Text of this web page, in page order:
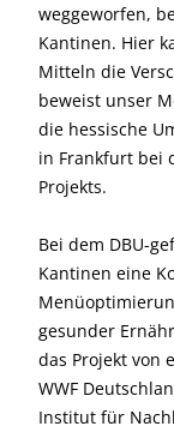
weggeworfen,
Kantinen. Hier
Mitteln die
beweist unser
die hessische
in Frankfurt bei
Projekts.
Bei dem DBU-
Kantinen eine
gesunder
das Projekt von
WWF
Institut für